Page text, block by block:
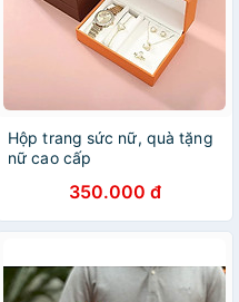
Hộp trang sức nữ, quà tặng
nữ cao cấp
350.000 đ